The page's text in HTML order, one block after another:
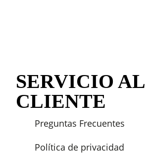
SERVICIO AL
CLIENTE
Preguntas Frecuentes
Política de privacidad